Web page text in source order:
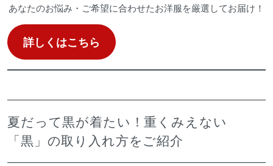
あなたのお悩み・ご希望に合わせたお洋服を厳選してお届け！
詳しくはこちら
夏だって黒が着たい！重くみえない
「黒」の取り入れ方をご紹介